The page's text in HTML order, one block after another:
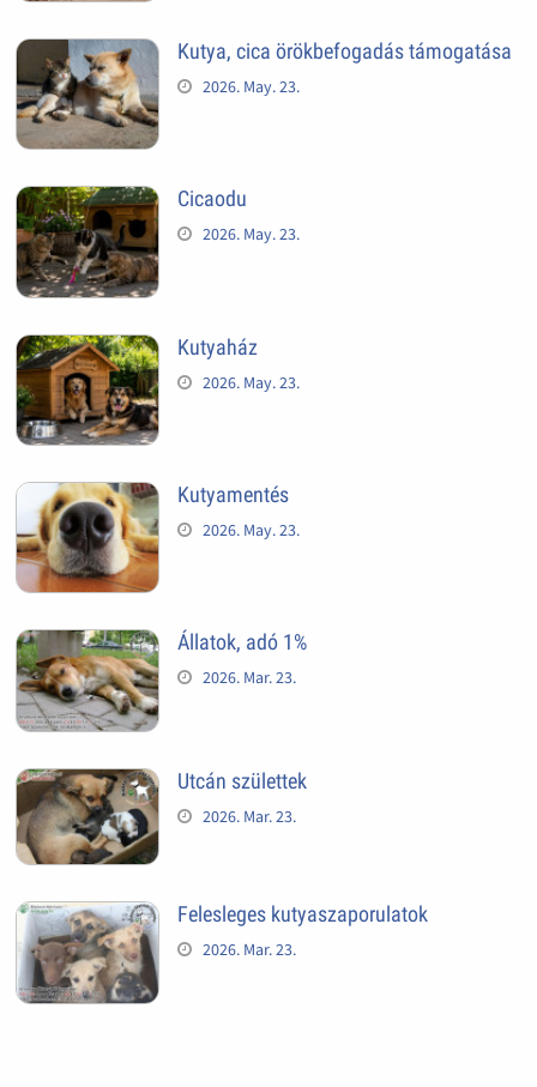
Kutya, cica örökbefogadás támogatása
2026. May. 23.
Cicaodu
2026. May. 23.
Kutyaház
2026. May. 23.
Kutyamentés
2026. May. 23.
Állatok, adó 1%
2026. Mar. 23.
Utcán születtek
2026. Mar. 23.
Felesleges kutyaszaporulatok
2026. Mar. 23.